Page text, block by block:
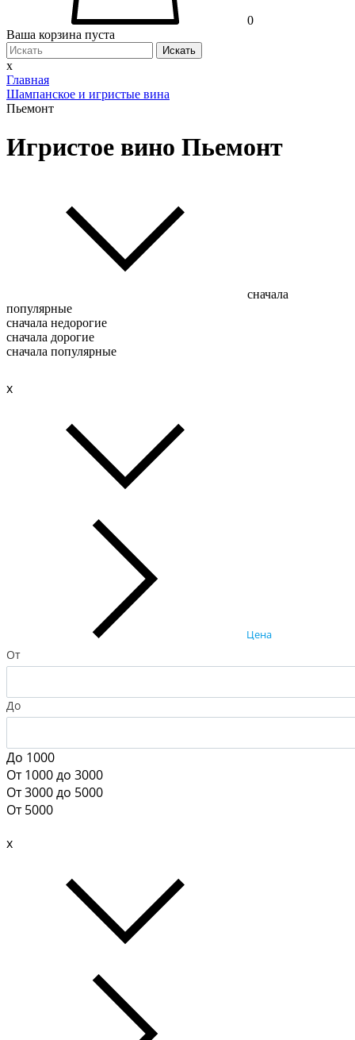
0
Ваша корзина пуста
Искать
x
Главная
Шампанское и игристые вина
Пьемонт
Игристое вино Пьемонт
сначала
популярные
сначала недорогие
сначала дорогие
сначала популярные
x
Цена
От
До
До 1000
От 1000 до 3000
От 3000 до 5000
От 5000
x